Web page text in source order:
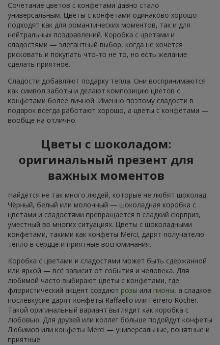
Сочетание цветов с конфетами давно стало
универсальным. Цветы с конфетами одинаково хорошо
подходят как для романтических моментов, так и для
нейтральных поздравлений. Коробка с цветами и
сладостями — элегантный выбор, когда не хочется
рисковать и покупать что-то не то, но есть желание
сделать приятное.
Сладости добавляют подарку тепла. Они воспринимаются
как символ заботы и делают композицию цветов с
конфетами более личной. Именно поэтому сладости в
подарок всегда работают хорошо, а цветы с конфетами —
вообще на отлично.
Цветы с шоколадом:
оригинальный презент для
важных моментов
Найдётся не так много людей, которые не любят шоколад.
Чёрный, белый или молочный — шоколадная коробка с
цветами и сладостями превращается в сладкий сюрприз,
уместный во многих ситуациях. Цветы с шоколадными
конфетами, такими как конфеты Merci, дарят получателю
тепло в сердце и приятные воспоминания.
Коробка с цветами и сладостями может быть сдержанной
или яркой — всё зависит от события и человека. Для
любимой часто выбирают цветы с конфетами, где
флористический акцент создают розы или пионы, а сладкое
послевкусие дарят конфеты Raffaello или Ferrero Rocher.
Такой оригинальный вариант выглядит как коробка с
любовью. Для друзей или коллег больше подойдут конфеты
Любимов или конфеты Merci — универсальные, понятные и
приятные.